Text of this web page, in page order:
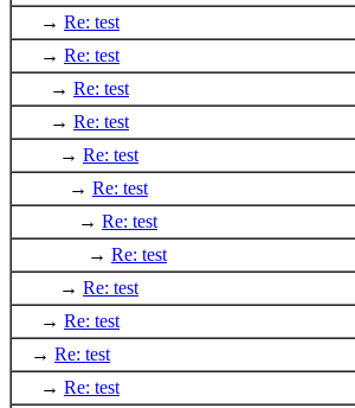
→ Re: test
→ Re: test
→ Re: test
→ Re: test
→ Re: test
→ Re: test
→ Re: test
→ Re: test
→ Re: test
→ Re: test
→ Re: test
→ Re: test